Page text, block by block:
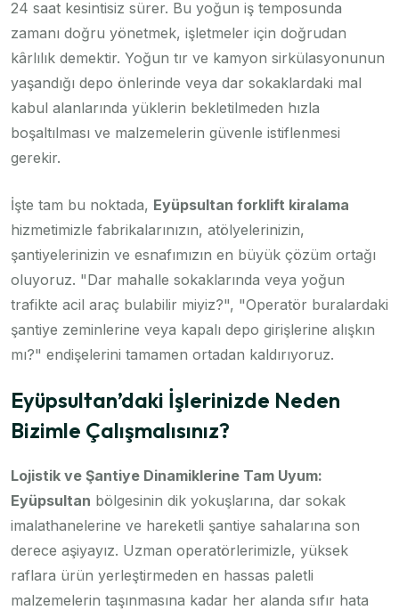
24 saat kesintisiz sürer. Bu yoğun iş temposunda
zamanı doğru yönetmek, işletmeler için doğrudan
kârlılık demektir. Yoğun tır ve kamyon sirkülasyonunun
yaşandığı depo önlerinde veya dar sokaklardaki mal
kabul alanlarında yüklerin bekletilmeden hızla
boşaltılması ve malzemelerin güvenle istiflenmesi
gerekir.
İşte tam bu noktada, Eyüpsultan forklift kiralama
hizmetimizle fabrikalarınızın, atölyelerinizin,
şantiyelerinizin ve esnafımızın en büyük çözüm ortağı
oluyoruz. "Dar mahalle sokaklarında veya yoğun
trafikte acil araç bulabilir miyiz?", "Operatör buralardaki
şantiye zeminlerine veya kapalı depo girişlerine alışkın
mı?" endişelerini tamamen ortadan kaldırıyoruz.
Eyüpsultan’daki İşlerinizde Neden
Bizimle Çalışmalısınız?
Lojistik ve Şantiye Dinamiklerine Tam Uyum:
Eyüpsultan bölgesinin dik yokuşlarına, dar sokak
imalathanelerine ve hareketli şantiye sahalarına son
derece aşiyayız. Uzman operatörlerimizle, yüksek
raflara ürün yerleştirmeden en hassas paletli
malzemelerin taşınmasına kadar her alanda sıfır hata